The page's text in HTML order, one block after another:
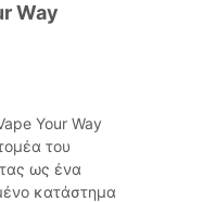
Way
Your Way
του
ως ένα
κατάστημα